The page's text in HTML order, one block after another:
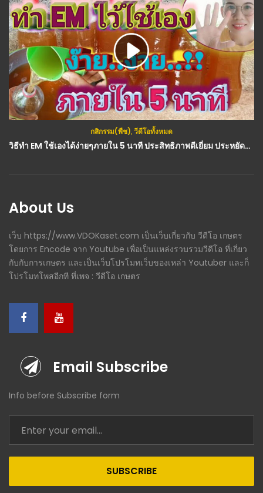
กสิกรรม(พืช),วีดีโอทั้งหมด
วิธีทำ EM ใช้เองได้ง่ายๆภายใน 5 นาที ประสิทธิภาพดีเยี่ยม ประหยัดอีกด้วย
About Us
เว็บ https://www.VDOKaset.com เป็นเว็บเกี่ยวกับ วีดีโอ เกษตร
โดยการ Encode จาก Youtube เพื่อเป็นแหล่งรวบรวมวีดีโอ ที่เกี่ยว
กับกับการเกษตร และเป็นเว็บโปรโมทเว็บของเหล่า Youtuber และก็
โปรโมทโพสอีกที ที่เพจ : วีดีโอ เกษตร
Email Subscribe
Info before Subscribe form
SUBSCRIBE